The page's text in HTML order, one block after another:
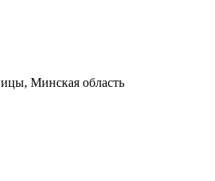
Минская область